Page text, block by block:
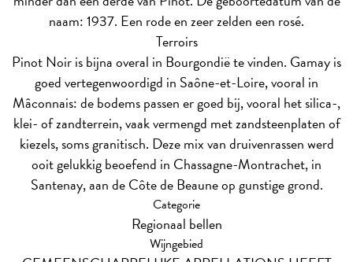
naam: 1937. Een rode en zeer zelden een rosé.
Terroirs
Pinot Noir is bijna overal in Bourgondië te vinden. Gamay is
goed vertegenwoordigd in Saône-et-Loire, vooral in
Mâconnais: de bodems passen er goed bij, vooral het silica-,
klei- of zandterrein, vaak vermengd met zandsteenplaten of
kiezels, soms granitisch. Deze mix van druivenrassen werd
ooit gelukkig beoefend in Chassagne-Montrachet, in
Santenay, aan de Côte de Beaune op gunstige grond.
Categorie
Regionaal bellen
Wijngebied